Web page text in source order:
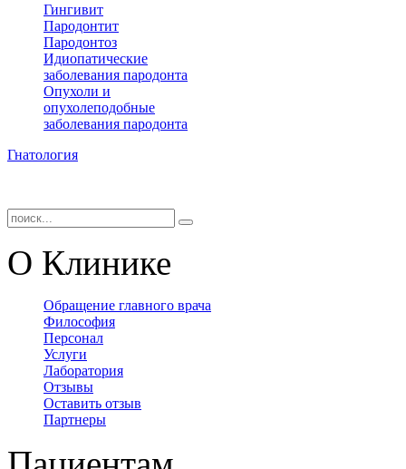
Гингивит
Пародонтит
Пародонтоз
Идиопатические
заболевания пародонта
Опухоли и
опухолеподобные
заболевания пародонта
Гнатология
О Клинике
Обращение главного врача
Философия
Персонал
Услуги
Лаборатория
Отзывы
Оставить отзыв
Партнеры